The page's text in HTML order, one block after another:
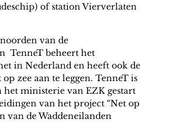
of station Vierverlaten
van de
TenneT beheert het
in Nederland en heeft ook de
zee aan te leggen. TenneT is
ministerie van EZK gestart
van het project “Net op
van de Waddeneilanden